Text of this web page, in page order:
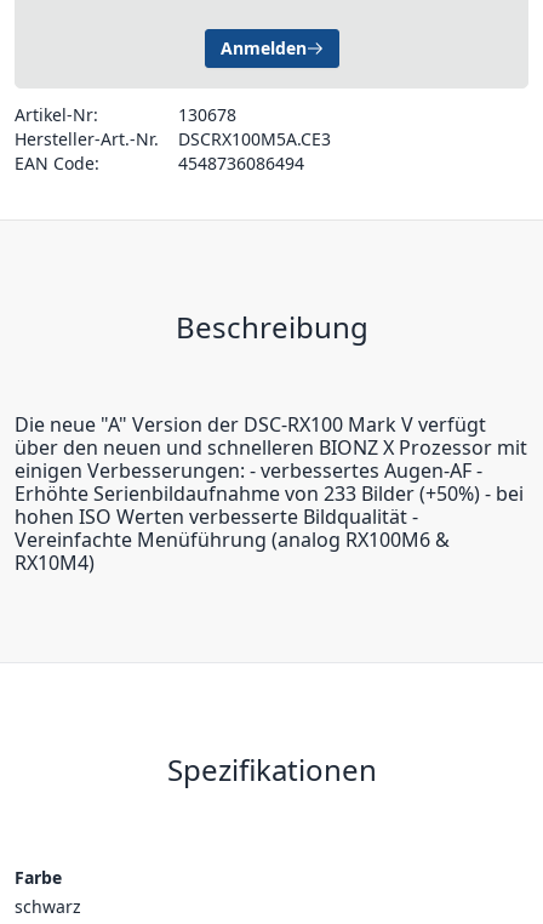
Anmelden
Artikel-Nr:
130678
Hersteller-Art.-Nr.
DSCRX100M5A.CE3
EAN Code:
4548736086494
Beschreibung
Die neue "A" Version der DSC-RX100 Mark V verfügt
über den neuen und schnelleren BIONZ X Prozessor mit
einigen Verbesserungen: - verbessertes Augen-AF -
Erhöhte Serienbildaufnahme von 233 Bilder (+50%) - bei
hohen ISO Werten verbesserte Bildqualität -
Vereinfachte Menüführung (analog RX100M6 &
RX10M4)
Spezifikationen
Farbe
schwarz